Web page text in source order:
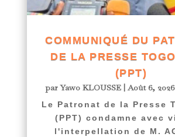
COMMUNIQUÉ DU
DE LA PRESSE
(PPT)
parYawo KLOUSSE|Août 6, 2026
Le Patronat de la Presse
(PPT) condamne avec
l'interpellation de M.